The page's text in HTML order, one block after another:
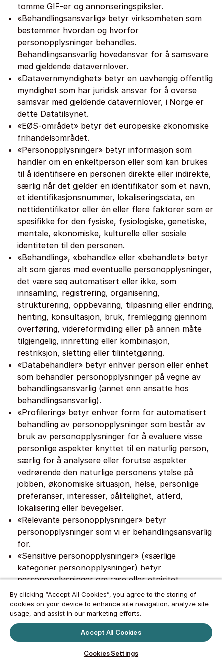
tomme GIF-er og annonseringspiksler.
«Behandlingsansvarlig» betyr virksomheten som
bestemmer hvordan og hvorfor
personopplysninger behandles.
Behandlingsansvarlig hovedansvar for å samsvare
med gjeldende datavernlover.
«Datavernmyndighet» betyr en uavhengig offentlig
myndighet som har juridisk ansvar for å overse
samsvar med gjeldende datavernlover, i Norge er
dette Datatilsynet.
«EØS-området» betyr det europeiske økonomiske
frihandelsområdet.
«Personopplysninger» betyr informasjon som
handler om en enkeltperson eller som kan brukes
til å identifisere en personen direkte eller indirekte,
særlig når det gjelder en identifikator som et navn,
et identifikasjonsnummer, lokaliseringsdata, en
nettidentifikator eller én eller flere faktorer som er
spesifikke for den fysiske, fysiologiske, genetiske,
mentale, økonomiske, kulturelle eller sosiale
identiteten til den personen.
«Behandling», «behandle» eller «behandlet» betyr
alt som gjøres med eventuelle personopplysninger,
det være seg automatisert eller ikke, som
innsamling, registrering, organisering,
strukturering, oppbevaring, tilpasning eller endring,
henting, konsultasjon, bruk, fremlegging gjennom
overføring, videreformidling eller på annen måte
tilgjengelig, innretting eller kombinasjon,
restriksjon, sletting eller tilintetgjøring.
«Databehandler» betyr enhver person eller enhet
som behandler personopplysninger på vegne av
behandlingsansvarlig (annet enn ansatte hos
behandlingsansvarlig).
«Profilering» betyr enhver form for automatisert
behandling av personopplysninger som består av
bruk av personopplysninger for å evaluere visse
personlige aspekter knyttet til en naturlig person,
særlig for å analysere eller forutse aspekter
vedrørende den naturlige personens ytelse på
jobben, økonomiske situasjon, helse, personlige
preferanser, interesser, pålitelighet, atferd,
lokalisering eller bevegelser.
«Relevante personopplysninger» betyr
personopplysninger som vi er behandlingsansvarlig
for.
«Sensitive personopplysninger» («særlige
kategorier personopplysninger) betyr
personopplysninger om rase eller etnisitet,
politiske meninger, religiøs eller filosofisk tro,
fagforeningsmedlemskap, fysisk eller mental helse,
seksualliv, eventuelle faktiske eller påståtte
kriminelle forbrytelser eller straffer, nasjonalt
identifikasjonsnummer eller enhver annen
informasjon som anses for å være sensitive etter
By clicking “Accept All Cookies”, you agree to the storing of
cookies on your device to enhance site navigation, analyze site
usage, and assist in our marketing efforts.
Accept All Cookies
Cookies Settings